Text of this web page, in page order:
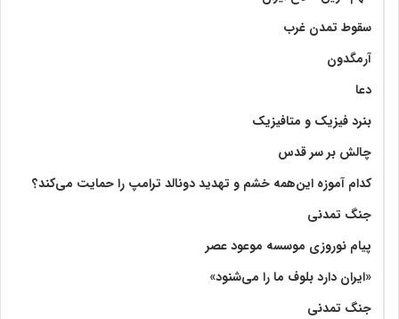
سقوط تمدن غرب
آرمگدون
دعا
بنرد فیزیک و متافیزیک
چالش بر سر قدس
کدام آموزه این‌همه خشم و تهدید دونالد ترامپ را حمایت می‌کند؟
جنگ تمدنی
پیام نوروزی موسسه موعود عصر
«ایران دارد بلوف ما را می‌شنود»
جنگ تمدنی